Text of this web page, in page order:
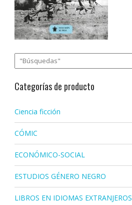
Categorías de producto
Ciencia ficción
CÓMIC
ECONÓMICO-SOCIAL
ESTUDIOS GÉNERO NEGRO
LIBROS EN IDIOMAS EXTRANJEROS